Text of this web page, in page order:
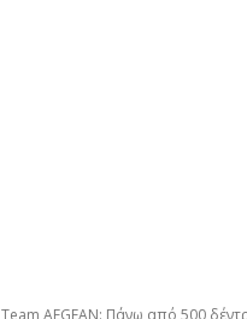
Team AEGEAN: Πάνω από 500